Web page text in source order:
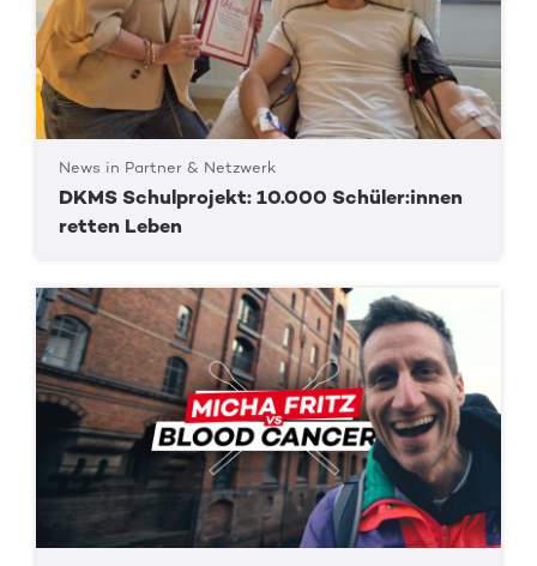
News in Partner & Netzwerk
DKMS Schulprojekt: 10.000 Schüler:innen
retten Leben